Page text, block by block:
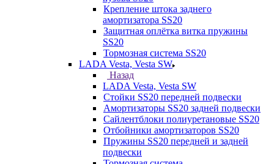
Крепление штока заднего
амортизатора SS20
Защитная оплётка витка пружины
SS20
Тормозная система SS20
LADA Vesta, Vesta SW
Назад
LADA Vesta, Vesta SW
Стойки SS20 передней подвески
Амортизаторы SS20 задней подвески
Сайлентблоки полиуретановые SS20
Отбойники амортизаторов SS20
Пружины SS20 передней и задней
подвески